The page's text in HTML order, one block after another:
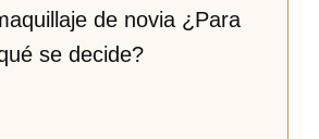
de novia ¿Para
se decide?